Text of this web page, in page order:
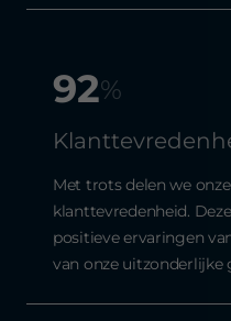
92%
Met trots delen we
klanttevredenheid.
positieve ervaringen
van onze uitzonderlijke